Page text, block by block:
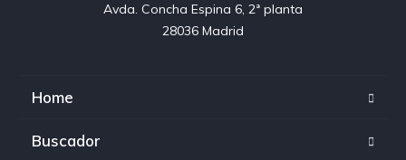
Avda. Concha Espina 6, 2ª planta
28036 Madrid
Home
Buscador